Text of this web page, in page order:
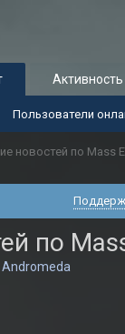
Пользователи
Активность
новостей по Mass
по